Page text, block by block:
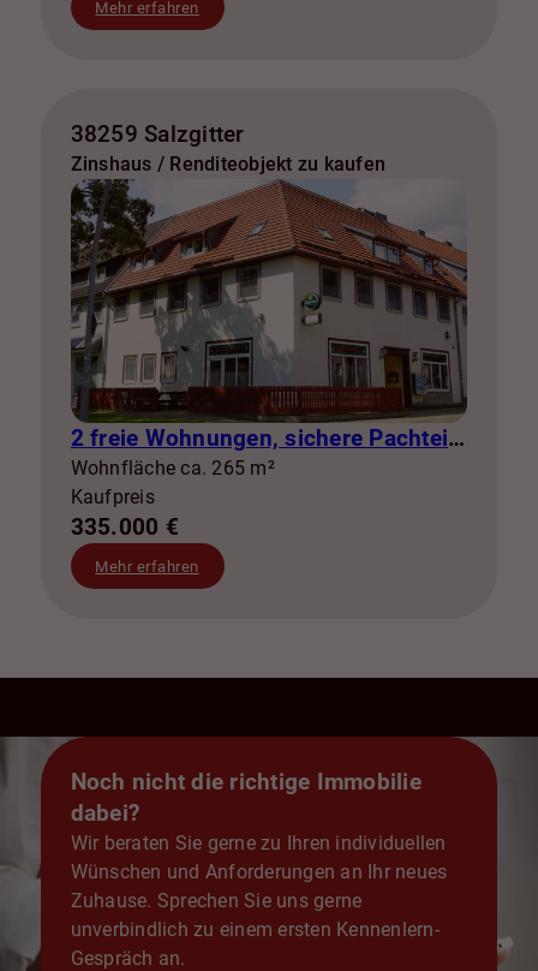
Mehr erfahren
38259 Salzgitter
Zinshaus / Renditeobjekt zu kaufen
2 freie Wohnungen, sichere Pachteinnahmen & eigene Stromerzeugung
Wohnfläche ca. 265 m²
Kaufpreis
335.000 €
Mehr erfahren
Noch nicht die richtige Immobilie
dabei?
Wir beraten Sie gerne zu Ihren individuellen
Wünschen und Anforderungen an Ihr neues
Zuhause. Sprechen Sie uns gerne
unverbindlich zu einem ersten Kennenlern-
Gespräch an.